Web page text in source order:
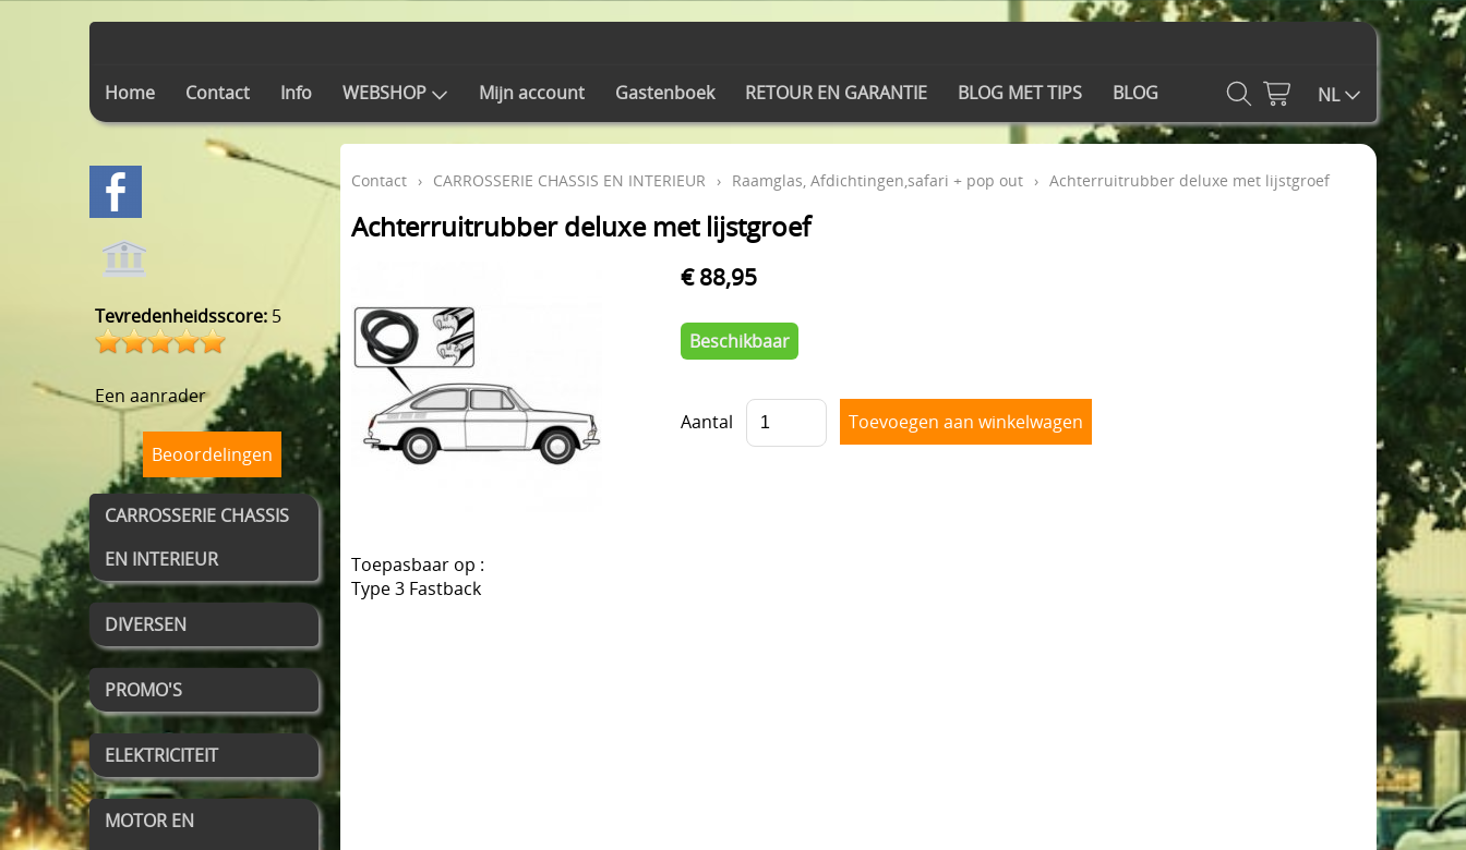
Home Contact Info WEBSHOP Mijn account Gastenboek RETOUR EN GARANTIE BLOG MET TIPS BLOG NL
Tevredenheidsscore: 5
Een aanrader
Beoordelingen
CARROSSERIE CHASSIS
EN INTERIEUR
DIVERSEN
PROMO'S
ELEKTRICITEIT
MOTOR EN
Contact › CARROSSERIE CHASSIS EN INTERIEUR › Raamglas, Afdichtingen,safari + pop out › Achterruitrubber deluxe met lijstgroef
Achterruitrubber deluxe met lijstgroef
€ 88,95
Beschikbaar
Aantal
Toepasbaar op :
Type 3 Fastback